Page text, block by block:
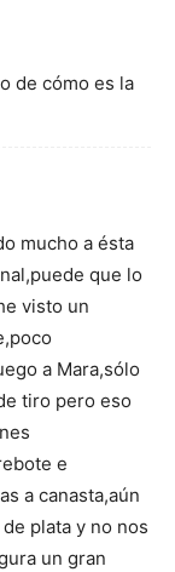
de cómo es la
mucho a ésta
que lo
visto un
a Mara,sólo
tiro pero eso
e
a canasta,aún
plata y no nos
un gran